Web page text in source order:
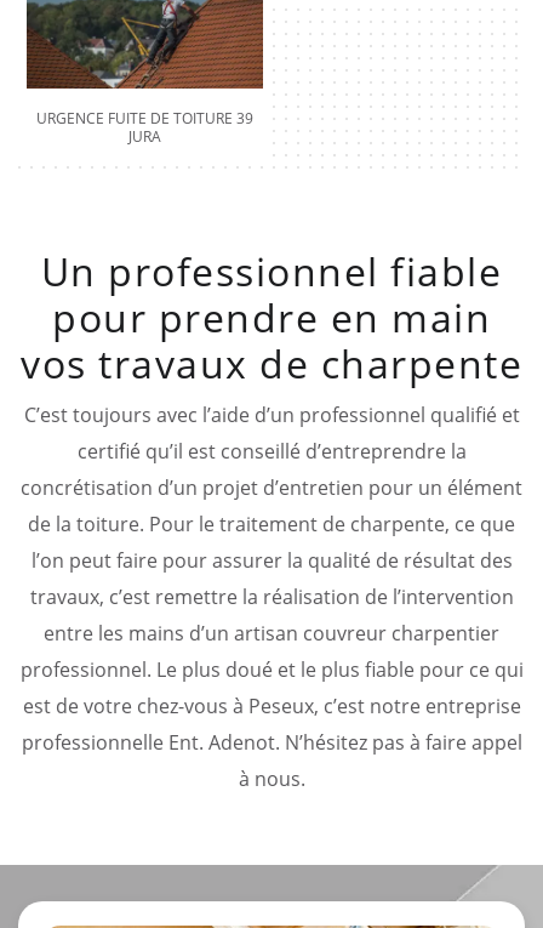
URGENCE FUITE DE TOITURE 39
JURA
Un professionnel fiable
pour prendre en main
vos travaux de charpente
C’est toujours avec l’aide d’un professionnel qualifié et
certifié qu’il est conseillé d’entreprendre la
concrétisation d’un projet d’entretien pour un élément
de la toiture. Pour le traitement de charpente, ce que
l’on peut faire pour assurer la qualité de résultat des
travaux, c’est remettre la réalisation de l’intervention
entre les mains d’un artisan couvreur charpentier
professionnel. Le plus doué et le plus fiable pour ce qui
est de votre chez-vous à Peseux, c’est notre entreprise
professionnelle Ent. Adenot. N’hésitez pas à faire appel
à nous.